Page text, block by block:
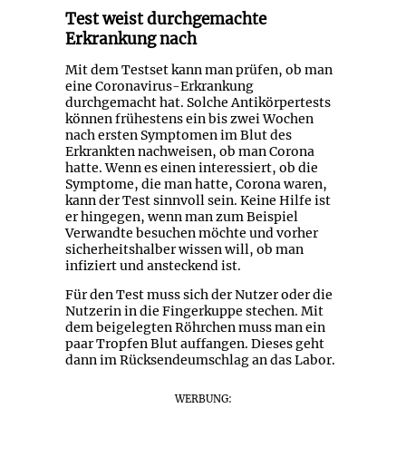
Test weist durchgemachte
Erkrankung nach
Mit dem Testset kann man prüfen, ob man
eine Coronavirus-Erkrankung
durchgemacht hat. Solche Antikörpertests
können frühestens ein bis zwei Wochen
nach ersten Symptomen im Blut des
Erkrankten nachweisen, ob man Corona
hatte. Wenn es einen interessiert, ob die
Symptome, die man hatte, Corona waren,
kann der Test sinnvoll sein. Keine Hilfe ist
er hingegen, wenn man zum Beispiel
Verwandte besuchen möchte und vorher
sicherheitshalber wissen will, ob man
infiziert und ansteckend ist.
Für den Test muss sich der Nutzer oder die
Nutzerin in die Fingerkuppe stechen. Mit
dem beigelegten Röhrchen muss man ein
paar Tropfen Blut auffangen. Dieses geht
dann im Rücksendeumschlag an das Labor.
WERBUNG: